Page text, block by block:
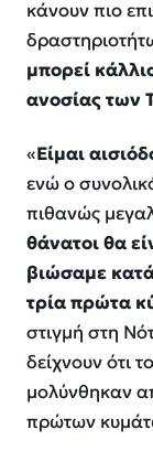
κάνουν πιο
μπορεί
ανοσίας των
«Είμαι
ενώ ο
πιθανώς
θάνατοι θα
βιώσαμε
τρία πρώτα
στιγμή στη
δείχνουν ότι
μολύνθηκαν
πρώτων